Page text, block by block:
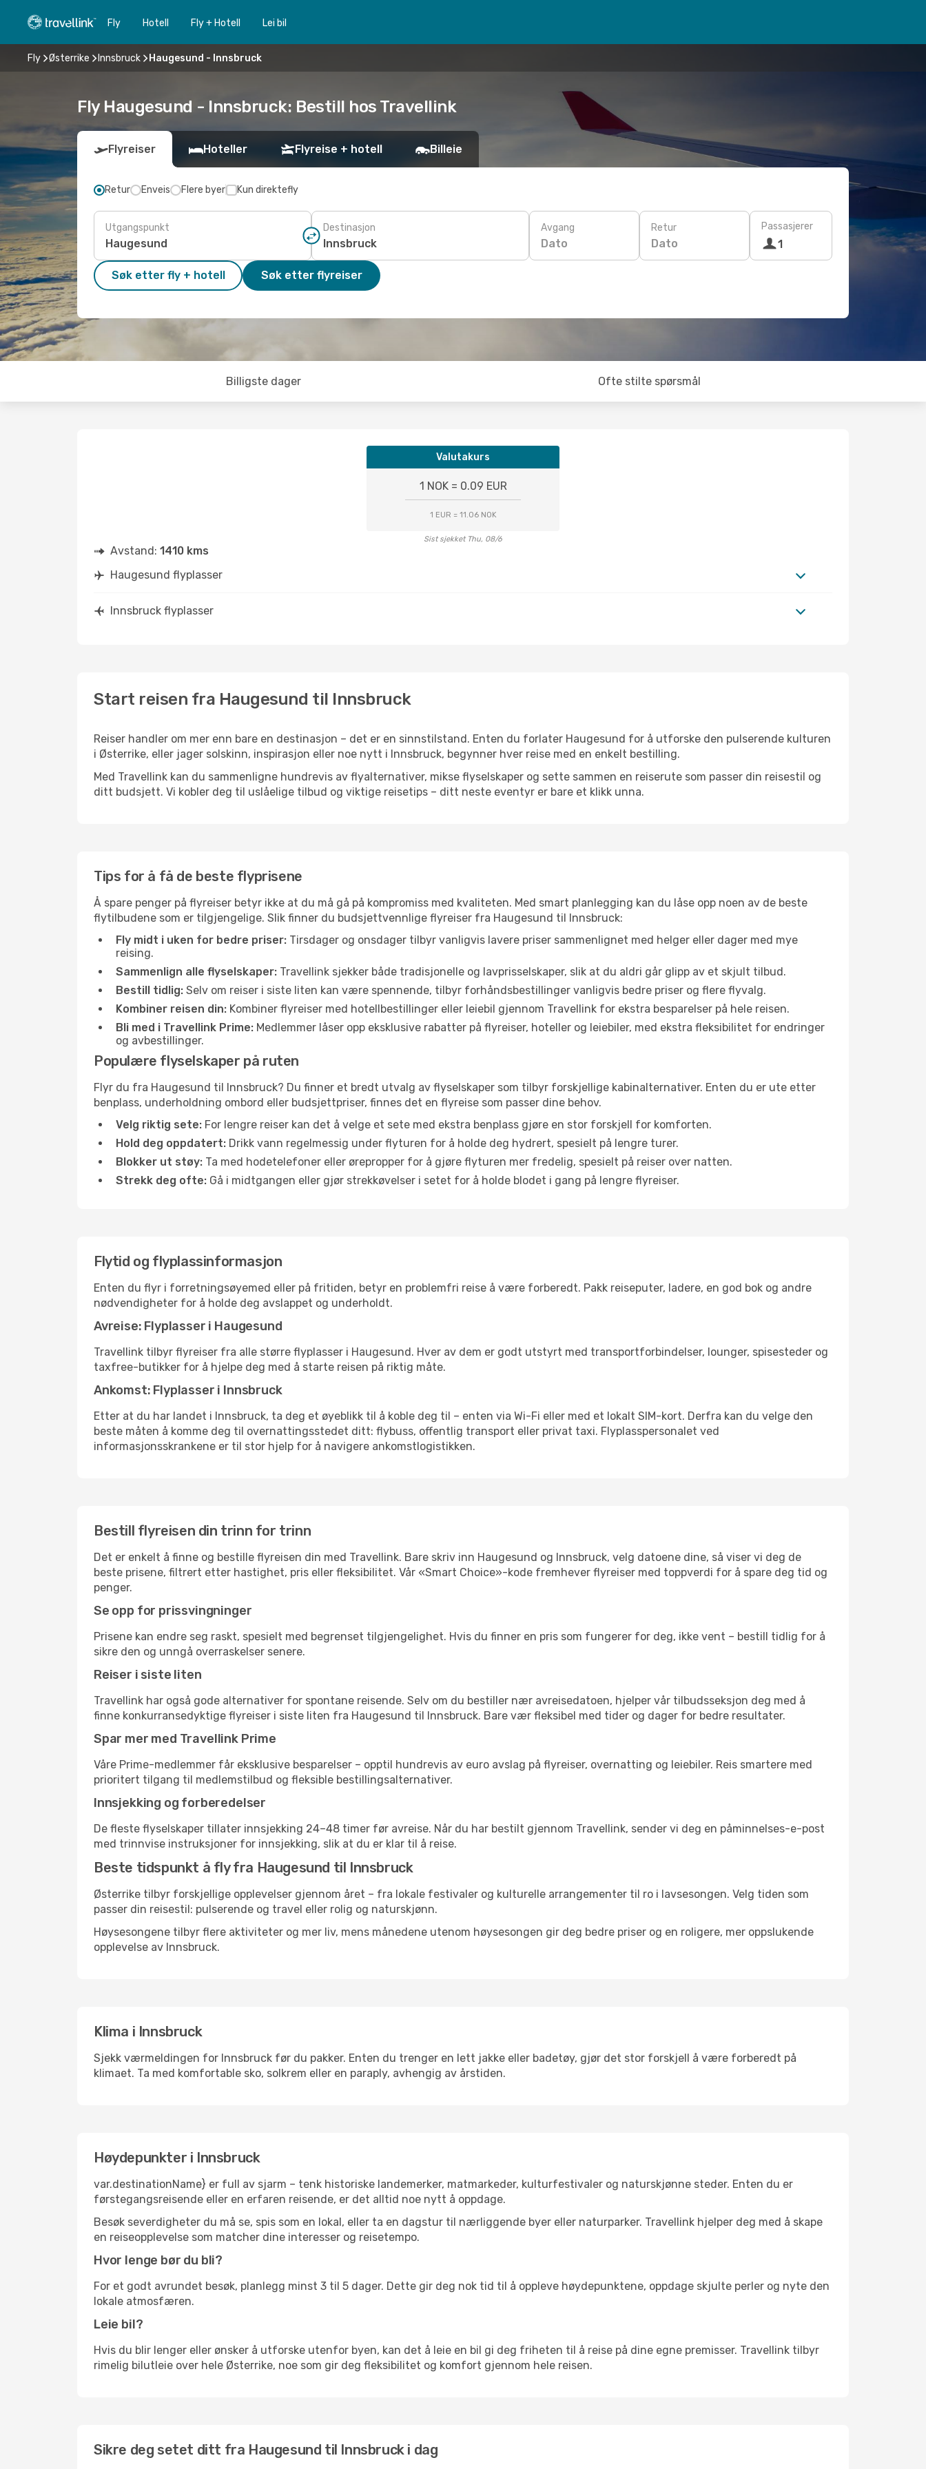
Fly Hotell Fly + Hotell Lei bil
Fly Østerrike Innsbruck Haugesund - Innsbruck
Fly Haugesund - Innsbruck: Bestill hos Travellink
Flyreiser Hoteller Flyreise + hotell Billeie
Retur Enveis Flere byer Kun direktefly
Utgangspunkt Destinasjon Avgang
Dato
Retur
Dato
Passasjerer
1
Søk etter fly + hotell Søk etter flyreiser
Billigste dager Ofte stilte spørsmål
Valutakurs
1 NOK = 0.09 EUR
1 EUR = 11.06 NOK
Sist sjekket Thu, 08/6
Avstand: 1410 kms
Haugesund flyplasser
Innsbruck flyplasser
Start reisen fra Haugesund til Innsbruck
Reiser handler om mer enn bare en destinasjon – det er en sinnstilstand. Enten du forlater Haugesund for å utforske den pulserende kulturen
i Østerrike, eller jager solskinn, inspirasjon eller noe nytt i Innsbruck, begynner hver reise med en enkelt bestilling.
Med Travellink kan du sammenligne hundrevis av flyalternativer, mikse flyselskaper og sette sammen en reiserute som passer din reisestil og
ditt budsjett. Vi kobler deg til uslåelige tilbud og viktige reisetips – ditt neste eventyr er bare et klikk unna.
Tips for å få de beste flyprisene
Å spare penger på flyreiser betyr ikke at du må gå på kompromiss med kvaliteten. Med smart planlegging kan du låse opp noen av de beste
flytilbudene som er tilgjengelige. Slik finner du budsjettvennlige flyreiser fra Haugesund til Innsbruck:
Fly midt i uken for bedre priser: Tirsdager og onsdager tilbyr vanligvis lavere priser sammenlignet med helger eller dager med mye
reising.
Sammenlign alle flyselskaper: Travellink sjekker både tradisjonelle og lavprisselskaper, slik at du aldri går glipp av et skjult tilbud.
Bestill tidlig: Selv om reiser i siste liten kan være spennende, tilbyr forhåndsbestillinger vanligvis bedre priser og flere flyvalg.
Kombiner reisen din: Kombiner flyreiser med hotellbestillinger eller leiebil gjennom Travellink for ekstra besparelser på hele reisen.
Bli med i Travellink Prime: Medlemmer låser opp eksklusive rabatter på flyreiser, hoteller og leiebiler, med ekstra fleksibilitet for endringer
og avbestillinger.
Populære flyselskaper på ruten
Flyr du fra Haugesund til Innsbruck? Du finner et bredt utvalg av flyselskaper som tilbyr forskjellige kabinalternativer. Enten du er ute etter
benplass, underholdning ombord eller budsjettpriser, finnes det en flyreise som passer dine behov.
Velg riktig sete: For lengre reiser kan det å velge et sete med ekstra benplass gjøre en stor forskjell for komforten.
Hold deg oppdatert: Drikk vann regelmessig under flyturen for å holde deg hydrert, spesielt på lengre turer.
Blokker ut støy: Ta med hodetelefoner eller ørepropper for å gjøre flyturen mer fredelig, spesielt på reiser over natten.
Strekk deg ofte: Gå i midtgangen eller gjør strekkøvelser i setet for å holde blodet i gang på lengre flyreiser.
Flytid og flyplassinformasjon
Enten du flyr i forretningsøyemed eller på fritiden, betyr en problemfri reise å være forberedt. Pakk reiseputer, ladere, en god bok og andre
nødvendigheter for å holde deg avslappet og underholdt.
Avreise: Flyplasser i Haugesund
Travellink tilbyr flyreiser fra alle større flyplasser i Haugesund. Hver av dem er godt utstyrt med transportforbindelser, lounger, spisesteder og
taxfree-butikker for å hjelpe deg med å starte reisen på riktig måte.
Ankomst: Flyplasser i Innsbruck
Etter at du har landet i Innsbruck, ta deg et øyeblikk til å koble deg til – enten via Wi-Fi eller med et lokalt SIM-kort. Derfra kan du velge den
beste måten å komme deg til overnattingsstedet ditt: flybuss, offentlig transport eller privat taxi. Flyplasspersonalet ved
informasjonsskrankene er til stor hjelp for å navigere ankomstlogistikken.
Bestill flyreisen din trinn for trinn
Det er enkelt å finne og bestille flyreisen din med Travellink. Bare skriv inn Haugesund og Innsbruck, velg datoene dine, så viser vi deg de
beste prisene, filtrert etter hastighet, pris eller fleksibilitet. Vår «Smart Choice»-kode fremhever flyreiser med toppverdi for å spare deg tid og
penger.
Se opp for prissvingninger
Prisene kan endre seg raskt, spesielt med begrenset tilgjengelighet. Hvis du finner en pris som fungerer for deg, ikke vent – bestill tidlig for å
sikre den og unngå overraskelser senere.
Reiser i siste liten
Travellink har også gode alternativer for spontane reisende. Selv om du bestiller nær avreisedatoen, hjelper vår tilbudsseksjon deg med å
finne konkurransedyktige flyreiser i siste liten fra Haugesund til Innsbruck. Bare vær fleksibel med tider og dager for bedre resultater.
Spar mer med Travellink Prime
Våre Prime-medlemmer får eksklusive besparelser – opptil hundrevis av euro avslag på flyreiser, overnatting og leiebiler. Reis smartere med
prioritert tilgang til medlemstilbud og fleksible bestillingsalternativer.
Innsjekking og forberedelser
De fleste flyselskaper tillater innsjekking 24–48 timer før avreise. Når du har bestilt gjennom Travellink, sender vi deg en påminnelses-e-post
med trinnvise instruksjoner for innsjekking, slik at du er klar til å reise.
Beste tidspunkt å fly fra Haugesund til Innsbruck
Østerrike tilbyr forskjellige opplevelser gjennom året – fra lokale festivaler og kulturelle arrangementer til ro i lavsesongen. Velg tiden som
passer din reisestil: pulserende og travel eller rolig og naturskjønn.
Høysesongene tilbyr flere aktiviteter og mer liv, mens månedene utenom høysesongen gir deg bedre priser og en roligere, mer oppslukende
opplevelse av Innsbruck.
Klima i Innsbruck
Sjekk værmeldingen for Innsbruck før du pakker. Enten du trenger en lett jakke eller badetøy, gjør det stor forskjell å være forberedt på
klimaet. Ta med komfortable sko, solkrem eller en paraply, avhengig av årstiden.
Høydepunkter i Innsbruck
var.destinationName} er full av sjarm – tenk historiske landemerker, matmarkeder, kulturfestivaler og naturskjønne steder. Enten du er
førstegangsreisende eller en erfaren reisende, er det alltid noe nytt å oppdage.
Besøk severdigheter du må se, spis som en lokal, eller ta en dagstur til nærliggende byer eller naturparker. Travellink hjelper deg med å skape
en reiseopplevelse som matcher dine interesser og reisetempo.
Hvor lenge bør du bli?
For et godt avrundet besøk, planlegg minst 3 til 5 dager. Dette gir deg nok tid til å oppleve høydepunktene, oppdage skjulte perler og nyte den
lokale atmosfæren.
Leie bil?
Hvis du blir lenger eller ønsker å utforske utenfor byen, kan det å leie en bil gi deg friheten til å reise på dine egne premisser. Travellink tilbyr
rimelig bilutleie over hele Østerrike, noe som gir deg fleksibilitet og komfort gjennom hele reisen.
Sikre deg setet ditt fra Haugesund til Innsbruck i dag